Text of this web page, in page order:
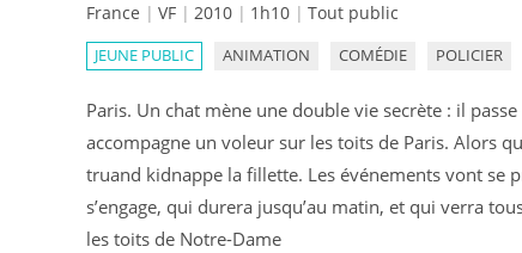
France
VF 2010 1h10 Tout public
JEUNE PUBLIC ANIMATION COMÉDIE POLICIER
Paris. Un chat mène une double vie secrète : il
accompagne un voleur sur les toits de Paris. Alors
truand kidnappe la fillette. Les événements vont se
s’engage, qui durera jusqu’au matin, et qui verra
les toits de Notre-Dame